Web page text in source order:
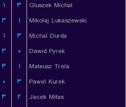
۱ ۳
Gluszek Michal
۳ ۱
Mikolaj Lukaszewski
۱ ۳
Michal Durda
۳ ۰
Dawid Pyrek
۳ ۱
Mateusz Trela
۰ ۳
Pawel Kurek
۳ ۲
Jacek Mitas